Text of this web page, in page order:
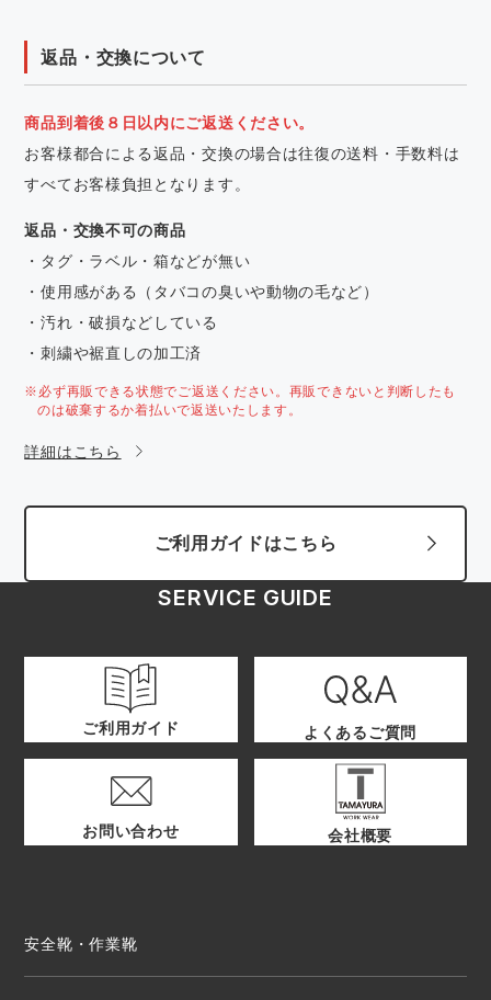
返品・交換について
商品到着後８日以内にご返送ください。
お客様都合による返品・交換の場合は往復の送料・手数料は
すべてお客様負担となります。
返品・交換不可の商品
・タグ・ラベル・箱などが無い
・使用感がある（タバコの臭いや動物の毛など）
・汚れ・破損などしている
・刺繍や裾直しの加工済
※必ず再販できる状態でご返送ください。再販できないと判断したも
のは破棄するか着払いで返送いたします。
詳細はこちら
ご利用ガイドはこちら
SERVICE GUIDE
ご利用ガイド よくあるご質問
お問い合わせ 会社概要
安全靴・作業靴